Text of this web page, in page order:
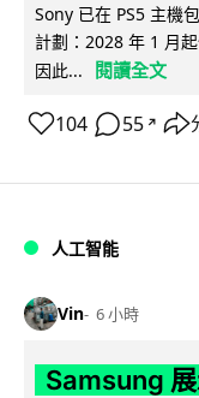
Sony 已在 PS5 主機
計劃：2028 年 1 月
因此...
閱讀全文
104 55 ↗
人工智能
Vin 6 小時
Samsung